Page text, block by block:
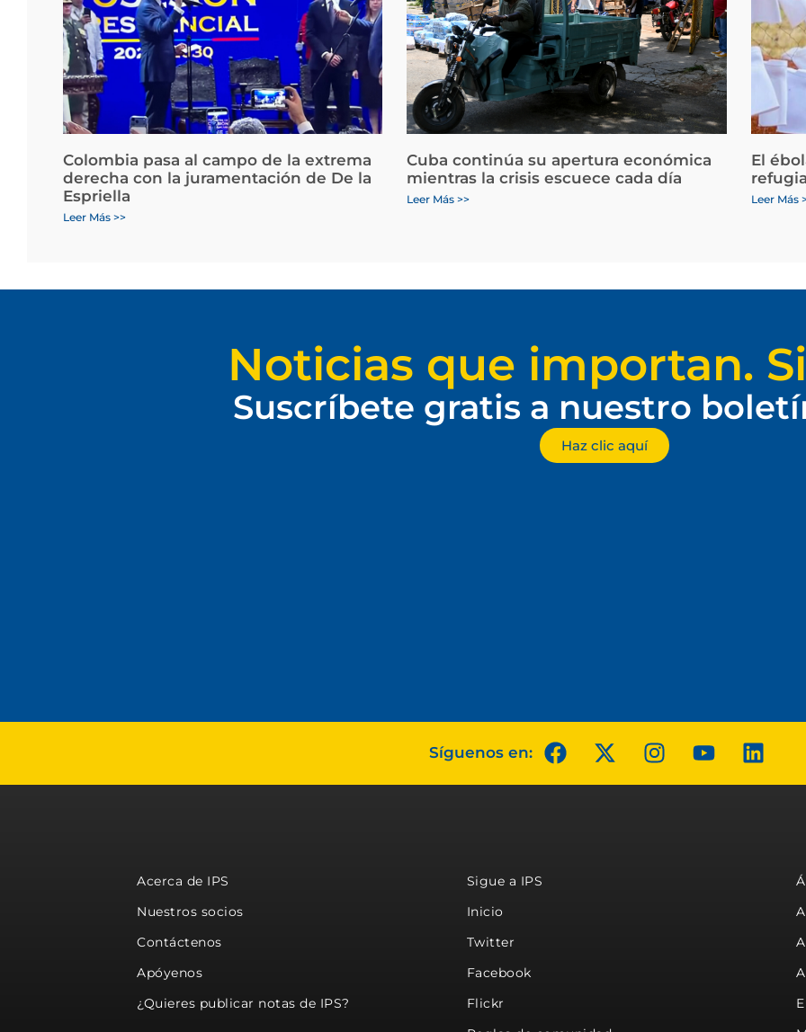
Colombia pasa al campo de la extrema
derecha con la juramentación de De la
Espriella
Leer Más >>
Cuba continúa su apertura económica
mientras la crisis escuece cada día
Leer Más >>
El
Leer Más
Noticias que importan.
Suscríbete gratis a nuestro
Haz clic aquí
Síguenos en:
Acerca de IPS
Nuestros socios
Contáctenos
Apóyenos
¿Quieres publicar notas de IPS?
Sigue a IPS
Inicio
Twitter
Facebook
Flickr